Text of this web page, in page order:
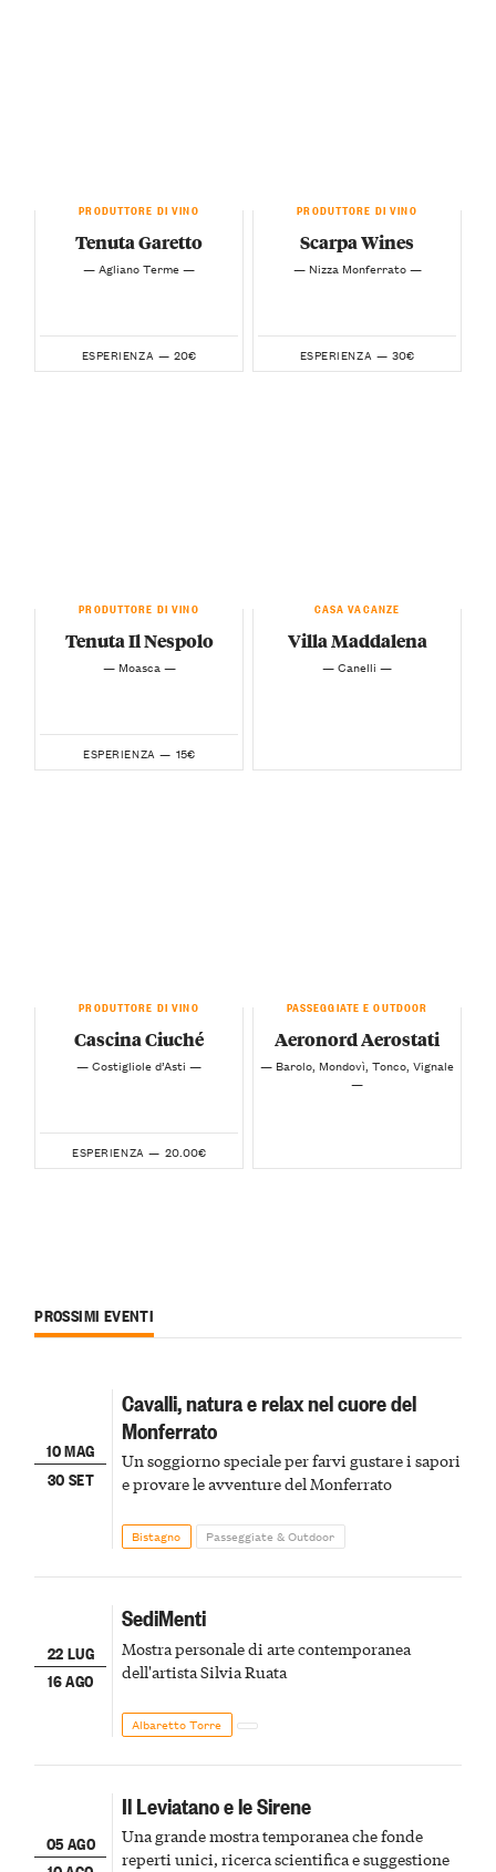
PRODUTTORE DI VINO
Tenuta Garetto
— Agliano Terme —
ESPERIENZA — 20€
PRODUTTORE DI VINO
Scarpa Wines
— Nizza Monferrato —
ESPERIENZA — 30€
PRODUTTORE DI VINO
Tenuta Il Nespolo
— Moasca —
ESPERIENZA — 15€
CASA VACANZE
Villa Maddalena
— Canelli —
PRODUTTORE DI VINO
Cascina Ciuché
— Costigliole d’Asti —
ESPERIENZA — 20.00€
PASSEGGIATE E OUTDOOR
Aeronord Aerostati
— Barolo, Mondovì, Tonco, Vignale
—
PROSSIMI EVENTI
10 MAG
30 SET
Cavalli, natura e relax nel cuore del
Monferrato
Un soggiorno speciale per farvi gustare i sapori
e provare le avventure del Monferrato
Bistagno Passeggiate & Outdoor
22 LUG
16 AGO
SediMenti
Mostra personale di arte contemporanea
dell'artista Silvia Ruata
Albaretto Torre
05 AGO
Il Leviatano e le Sirene
Una grande mostra temporanea che fonde
reperti unici, ricerca scientifica e suggestione